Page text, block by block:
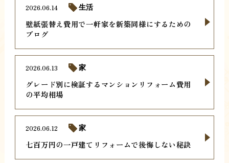
壁紙張替え費用で一軒家を新築同様にするための
ブログ
2026.06.14 生活
グレード別に検証するマンションリフォーム費用
の平均相場
2026.06.13 家
七百万円の一戸建てリフォームで後悔しない秘訣
2026.06.12 家